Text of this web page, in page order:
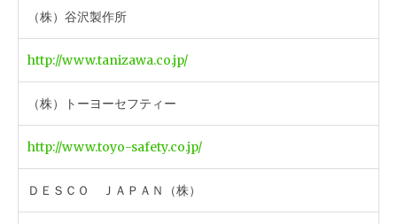
（株）谷沢製作所
http://www.tanizawa.co.jp/
（株）トーヨーセフティー
http://www.toyo-safety.co.jp/
ＤＥＳＣＯ ＪＡＰＡＮ（株）